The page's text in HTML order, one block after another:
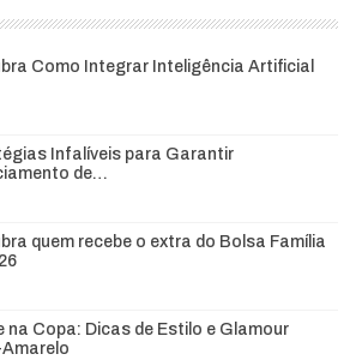
Como Integrar Inteligência Artificial
Infalíveis para Garantir
de…
quem recebe o extra do Bolsa Família
na Copa: Dicas de Estilo e Glamour